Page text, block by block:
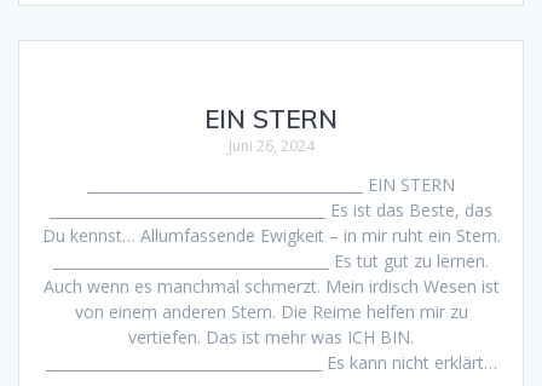
EIN STERN
Juni 26, 2024
______________________________________ EIN STERN
______________________________________ Es ist das Beste, das
Du kennst… Allumfassende Ewigkeit – in mir ruht ein Stern.
______________________________________ Es tut gut zu lernen.
Auch wenn es manchmal schmerzt. Mein irdisch Wesen ist
von einem anderen Stern. Die Reime helfen mir zu
vertiefen. Das ist mehr was ICH BIN.
______________________________________ Es kann nicht erklärt…